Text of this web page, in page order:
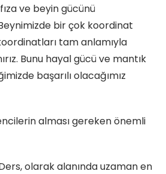
ve beyin gücünü
bir çok koordinat
tam anlamıyla
Bunu hayal gücü ve mantık
başarılı olacağımız
alması gereken önemli
olarak alanında uzaman en